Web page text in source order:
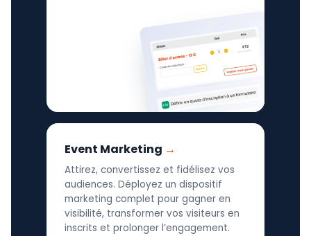
Event Marketing
Attirez, convertissez et fidélisez vos
audiences. Déployez un dispositif
marketing complet pour gagner en
visibilité, transformer vos visiteurs en
inscrits et prolonger l’engagement.